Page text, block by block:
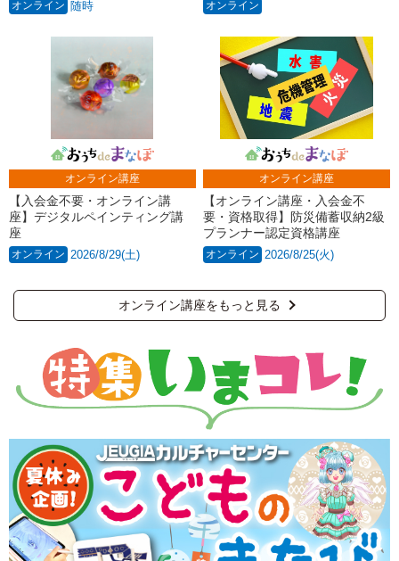
オンライン 随時 オンライン
オンライン講座
【入会金不要・オンライン講
座】デジタルペインティング講
座
オンライン 2026/8/29(土)
オンライン講座
【オンライン講座・入会金不
要・資格取得】防災備蓄収納2級
プランナー認定資格講座
オンライン 2026/8/25(火)
オンライン講座をもっと見る